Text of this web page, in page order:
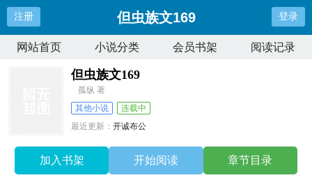
注册 但虫族文169 登录
网站首页 小说分类 会员书架 阅读记录
但虫族文169
孤纵 著
其他小说
连载中
最近更新：开诚布公
加入书架 开始阅读 章节目录